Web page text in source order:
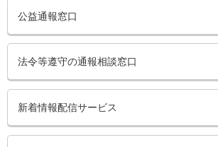
公益通報窓口
法令等遵守の通報相談窓口
新着情報配信サービス